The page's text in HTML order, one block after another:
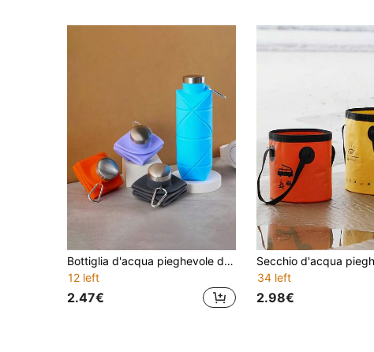
Bottiglia d'acqua pieghevole da 700ML con grande capacità e manico, a prova di perdite, bottiglia d'acqua sportiva portatile per uso esterno, lavabile e riutilizzabile per viaggi all'aperto, palestra, campeggio, per uomini e donne, accessori essenziali per il campeggio
12 left
2.47€
34 left
2.98€